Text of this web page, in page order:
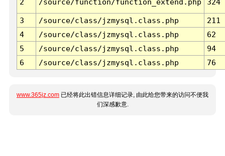
2 /source/function/function_extend.php 324
3 /source/class/jzmysql.class.php
211
4
/source/class/jzmysql.class.php
62
5
/source/class/jzmysql.class.php
94
6
/source/class/jzmysql.class.php 76
www.365jz.com 已经将此出错信息详细记录, 由此给您带来的访问不便我
们深感歉意.